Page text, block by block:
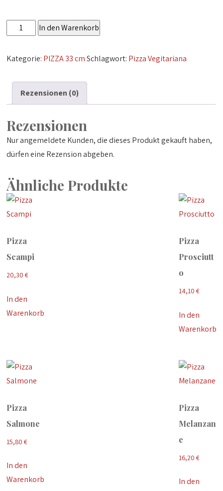
Pizza
Menge
In den Warenkorb
Kategorie: PIZZA 33 cm Schlagwort: Pizza Vegitariana
Rezensionen (0)
Rezensionen
Nur angemeldete Kunden, die dieses Produkt gekauft haben,
dürfen eine Rezension abgeben.
Ähnliche Produkte
Pizza
Scampi
20,30€
In den
Warenkorb
Pizza
Prosciutt
o
14,10 €
In den
Warenkorb
Pizza
Salmone
15,80€
In den
Warenkorb
Pizza
Melanzan
e
16,20 €
In den